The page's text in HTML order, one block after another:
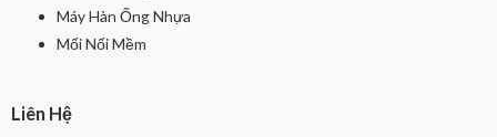
Máy Hàn Ống Nhựa
Mối Nối Mềm
Liên Hệ